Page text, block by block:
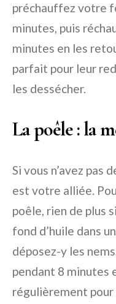
préchauffez votre
minutes, puis
minutes en les
parfait pour leur
les dessécher.
La poêle : la
Si vous n’avez pas
est votre alliée.
poêle, rien de plus
fond d’huile dans
déposez-y les
pendant 8 minutes
régulièrement pour